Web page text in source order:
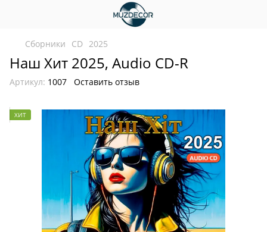
Сборники CD 2025
Наш Хит 2025, Audio CD-R
Артикул: 1007 Оставить отзыв
ХИТ